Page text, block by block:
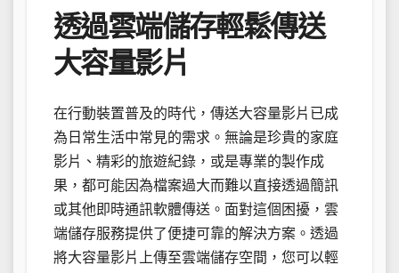
透過雲端儲存輕鬆傳送
大容量影片
在行動裝置普及的時代，傳送大容量影片已成
為日常生活中常見的需求。無論是珍貴的家庭
影片、精彩的旅遊紀錄，或是專業的製作成
果，都可能因為檔案過大而難以直接透過簡訊
或其他即時通訊軟體傳送。面對這個困擾，雲
端儲存服務提供了便捷可靠的解決方案。透過
將大容量影片上傳至雲端儲存空間，您可以輕